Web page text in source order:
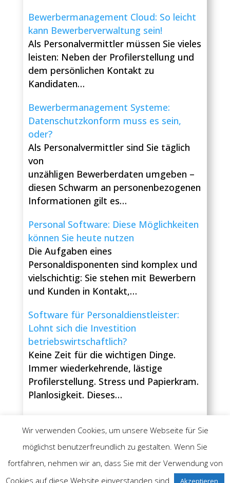
Bewerbermanagement Cloud: So leicht
kann Bewerberverwaltung sein!
Als Personalvermittler müssen Sie vieles
leisten: Neben der Profilerstellung und
dem persönlichen Kontakt zu
Kandidaten…
Bewerbermanagement Systeme:
Datenschutzkonform muss es sein,
oder?
Als Personalvermittler sind Sie täglich
von
unzähligen Bewerberdaten umgeben –
diesen Schwarm an personenbezogenen
Informationen gilt es…
Personal Software: Diese Möglichkeiten
können Sie heute nutzen
Die Aufgaben eines
Personaldisponenten sind komplex und
vielschichtig: Sie stehen mit Bewerbern
und Kunden in Kontakt,…
Software für Personaldienstleister:
Lohnt sich die Investition
betriebswirtschaftlich?
Keine Zeit für die wichtigen Dinge.
Immer wiederkehrende, lästige
Profilerstellung. Stress und Papierkram.
Planlosigkeit. Dieses…
Impressum
Datenschutzerklärung
Wir verwenden Cookies, um unsere Webseite für Sie
möglichst benutzerfreundlich zu gestalten. Wenn Sie
fortfahren, nehmen wir an, dass Sie mit der Verwendung von
Cookies auf diese Website einverstanden sind.
Akzeptieren